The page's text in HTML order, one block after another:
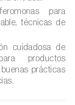
(=
para
técnicas de
cuidadosa de
productos
prácticas